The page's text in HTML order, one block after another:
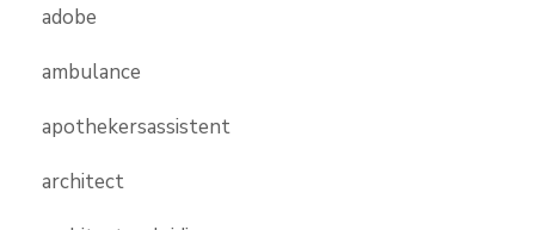
adobe
ambulance
apothekersassistent
architect